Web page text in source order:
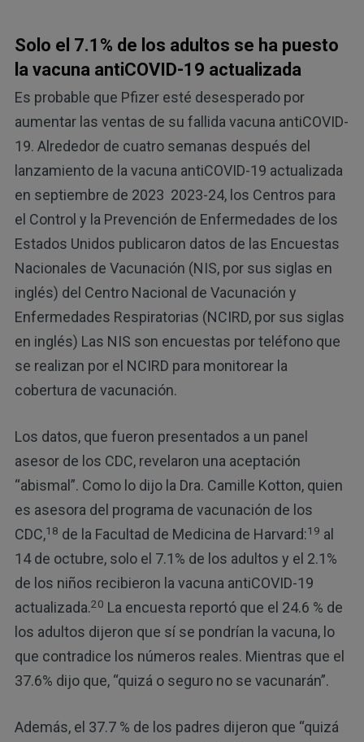
Solo el 7.1% de los adultos se ha puesto
la vacuna antiCOVID-19 actualizada
Es probable que Pfizer esté desesperado por
aumentar las ventas de su fallida vacuna antiCOVID-
19. Alrededor de cuatro semanas después del
lanzamiento de la vacuna antiCOVID-19 actualizada
en septiembre de 2023 2023-24, los Centros para
el Control y la Prevención de Enfermedades de los
Estados Unidos publicaron datos de las Encuestas
Nacionales de Vacunación (NIS, por sus siglas en
inglés) del Centro Nacional de Vacunación y
Enfermedades Respiratorias (NCIRD, por sus siglas
en inglés) Las NIS son encuestas por teléfono que
se realizan por el NCIRD para monitorear la
cobertura de vacunación.
Los datos, que fueron presentados a un panel
asesor de los CDC, revelaron una aceptación
“abismal”. Como lo dijo la Dra. Camille Kotton, quien
es asesora del programa de vacunación de los
CDC,18 de la Facultad de Medicina de Harvard:19 al
14 de octubre, solo el 7.1% de los adultos y el 2.1%
de los niños recibieron la vacuna antiCOVID-19
actualizada.20 La encuesta reportó que el 24.6 % de
los adultos dijeron que sí se pondrían la vacuna, lo
que contradice los números reales. Mientras que el
37.6% dijo que, “quizá o seguro no se vacunarán”.
Además, el 37.7 % de los padres dijeron que “quizá